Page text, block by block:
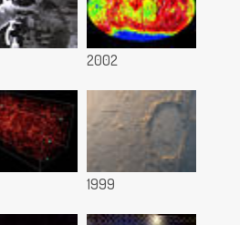
2002
1999